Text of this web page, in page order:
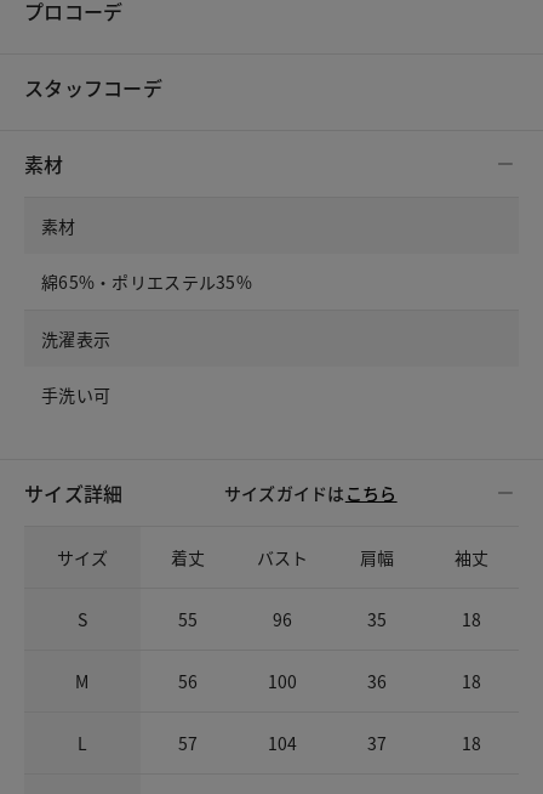
プロコーデ
スタッフコーデ
素材
素材
綿65%・ポリエステル35%
洗濯表示
手洗い可
サイズ詳細 サイズガイドは こちら
サイズ 着丈 バスト 肩幅 袖丈
S 55 96 35 18
M 56 100 36 18
L 57 104 37 18